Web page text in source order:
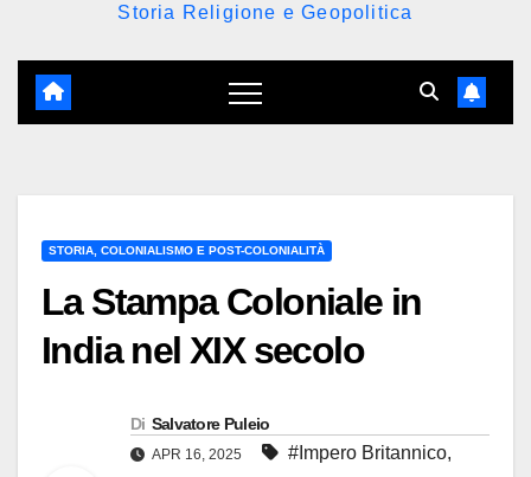
Storia Religione e Geopolitica
STORIA, COLONIALISMO E POST-COLONIALITÀ
La Stampa Coloniale in
India nel XIX secolo
Di Salvatore Puleio
APR 16, 2025 #Impero Britannico,